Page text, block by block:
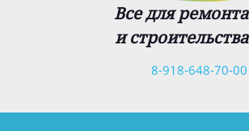
Все для ремонта
и строительства
8-918-648-70-00